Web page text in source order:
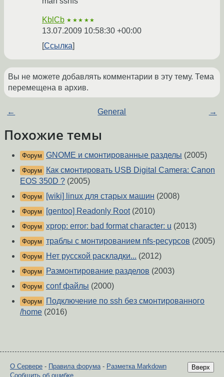
KblCb ★★★★★
13.07.2009 10:58:30 +00:00
Ссылка
Вы не можете добавлять комментарии в эту тему. Тема
перемещена в архив.
← General →
Похожие темы
Форум GNOME и смонтированные разделы (2005)
Форум
Как смонтировать USB Digital Camera: Canon
EOS 350D ? (2005)
Форум [wiki] linux для старых машин (2008)
Форум [gentoo] Readonly Root(2010)
Форум xprop: error: bad format character: u (2013)
Форум траблы с монтированием nfs-ресурсов (2005)
Форум Нет русской раскладки... (2012)
Форум Размонтирование разделов (2003)
Форум conf файлы (2000)
Форум
Подключение по ssh без смонтированного
/home (2016)
Вверх
О Сервере - Правила форума- Разметка Markdown
Сообщить об ошибке